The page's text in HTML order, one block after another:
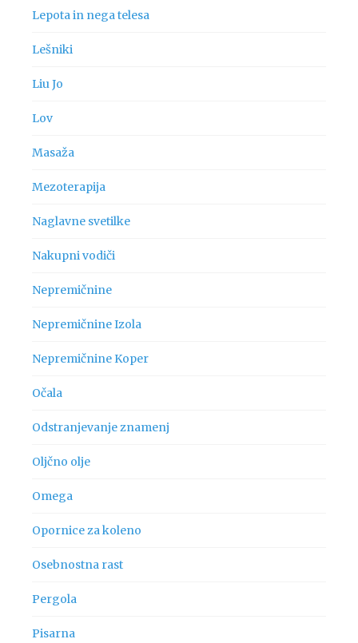
Lepota in nega telesa
Lešniki
Liu Jo
Lov
Masaža
Mezoterapija
Naglavne svetilke
Nakupni vodiči
Nepremičnine
Nepremičnine Izola
Nepremičnine Koper
Očala
Odstranjevanje znamenj
Oljčno olje
Omega
Opornice za koleno
Osebnostna rast
Pergola
Pisarna